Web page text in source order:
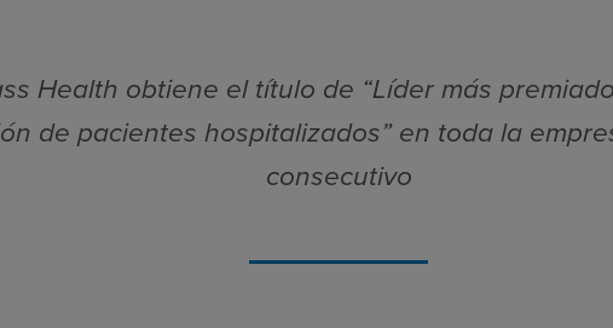
Health obtiene el título de “Líder más
de pacientes hospitalizados” en toda la
consecutivo